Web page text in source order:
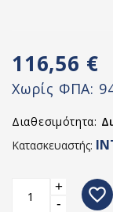
116,56 €
Χωρίς ΦΠΑ:
Διαθεσιμότητα:
Κατασκευαστής:
+
-
favorite_border